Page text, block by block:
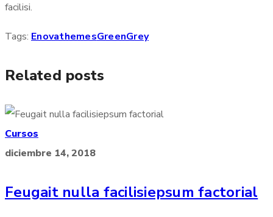
facilisi.
Tags: EnovathemesGreenGrey
Related posts
Cursos
diciembre 14, 2018
Feugait nulla facilisiepsum factorial